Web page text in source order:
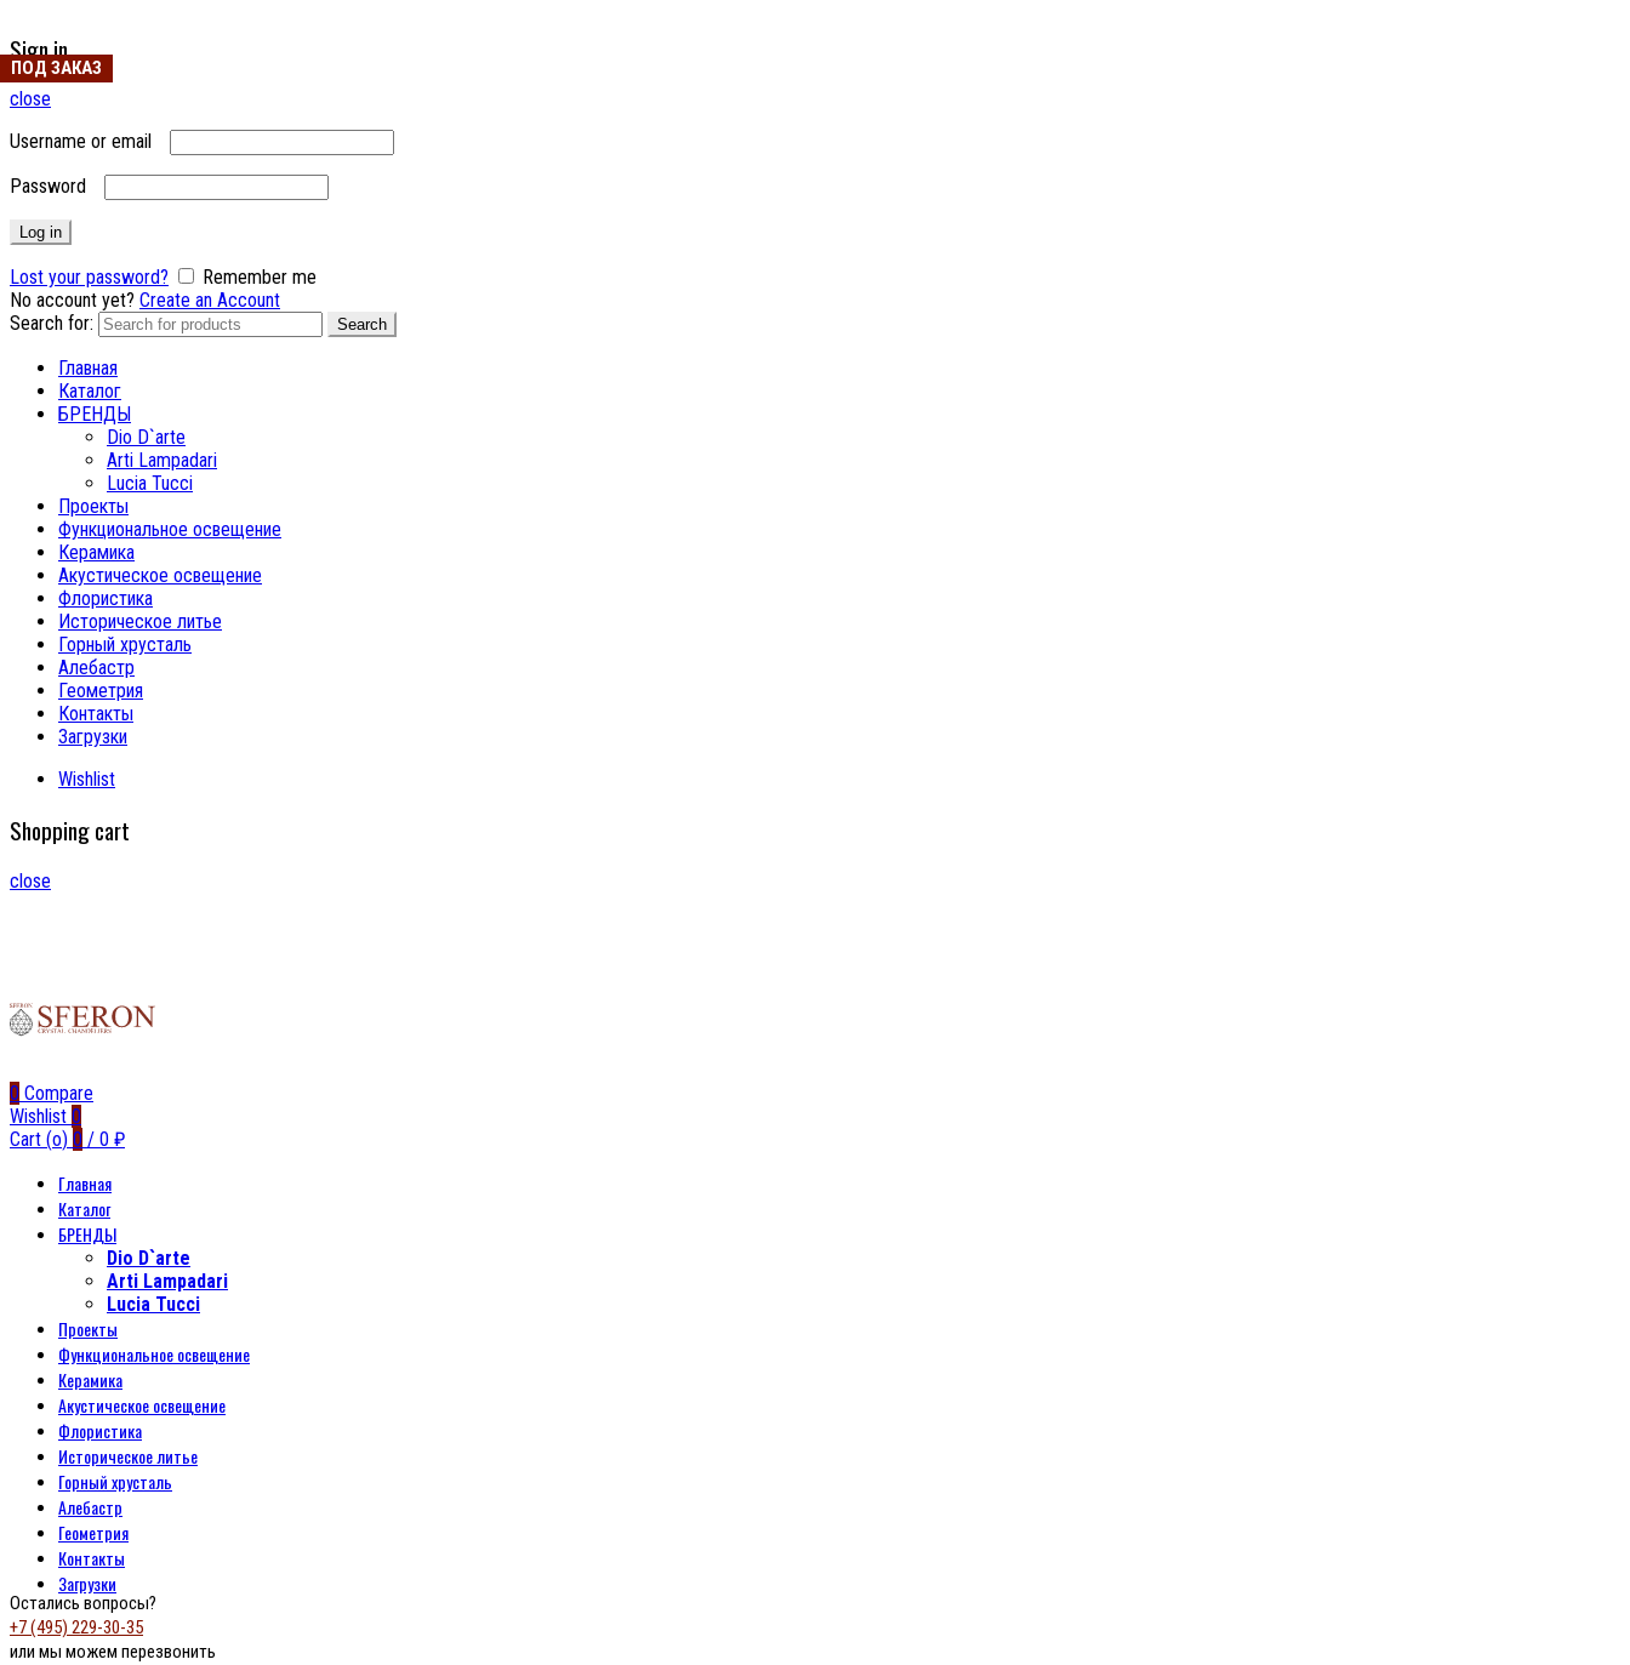
Sign in
close
Username or email
Password
Log in
Lost your password?
Remember me
No account yet? Create an Account
Search for:
Search
Главная
Каталог
БРЕНДЫ
Dio D`arte
Arti Lampadari
Lucia Tucci
Проекты
Функциональное освещение
Керамика
Акустическое освещение
Флористика
Историческое литье
Горный хрусталь
Алебастр
Геометрия
Контакты
Загрузки
Wishlist
Shopping cart
close
0 Compare
Wishlist 0
Cart (o) 0 / 0 ₽
Главная
Каталог
БРЕНДЫ
Dio D`arte
Arti Lampadari
Lucia Tucci
Проекты
Функциональное освещение
Керамика
Акустическое освещение
Флористика
Историческое литье
Горный хрусталь
Алебастр
Геометрия
Контакты
Загрузки
Остались вопросы?
+7 (495) 229-30-35
или мы можем перезвонить
ПОД ЗАКАЗ
ПОД ЗАКАЗ
ПОД ЗАКАЗ
ПОД ЗАКАЗ
ПОД ЗАКАЗ
ПОД ЗАКАЗ